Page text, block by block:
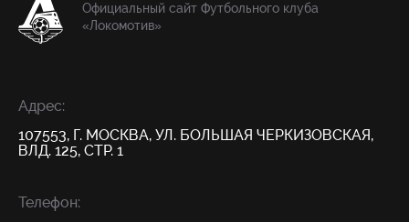
Официальный сайт Футбольного клуба
«Локомотив»
Адрес:
107553, Г. МОСКВА, УЛ. БОЛЬШАЯ ЧЕРКИЗОВСКАЯ,
ВЛД. 125, СТР. 1
Телефон: